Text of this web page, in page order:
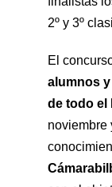
2º y 3º
El
alumnos
de todo el
noviembre